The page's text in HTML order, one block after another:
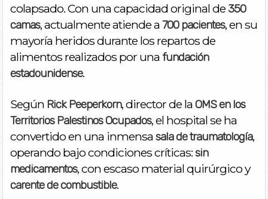
colapsado. Con una capacidad original de 350
camas, actualmente atiende a 700 pacientes, en su
mayoría heridos durante los repartos de
alimentos realizados por una fundación
estadounidense.
Según Rick Peeperkorn, director de la OMS en los
Territorios Palestinos Ocupados, el hospital se ha
convertido en una inmensa sala de traumatología,
operando bajo condiciones críticas:sin
medicamentos, con escaso material quirúrgico y
carente de combustible.